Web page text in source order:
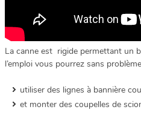
La canne est rigide permettant un
l’emploi vous pourrez sans
utiliser des lignes à bannière
et monter des coupelles de